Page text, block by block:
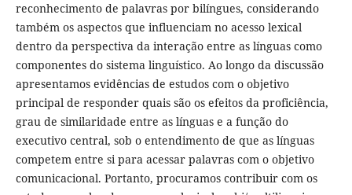
reconhecimento de palavras por bilíngues, considerando
também os aspectos que influenciam no acesso lexical
dentro da perspectiva da interação entre as línguas como
componentes do sistema linguístico. Ao longo da discussão
apresentamos evidências de estudos com o objetivo
principal de responder quais são os efeitos da proficiência,
grau de similaridade entre as línguas e a função do
executivo central, sob o entendimento de que as línguas
competem entre si para acessar palavras com o objetivo
comunicacional. Portanto, procuramos contribuir com os